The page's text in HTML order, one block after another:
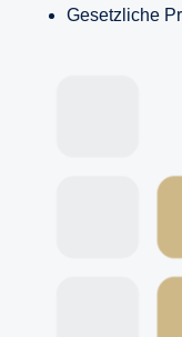
Gesetzliche